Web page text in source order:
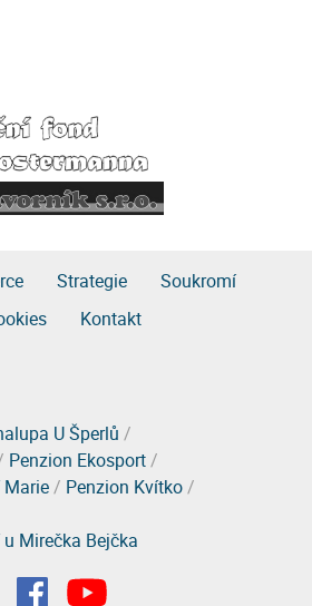
Strategie
Soukromí
Kontakt
U Šperlů /
Penzion Ekosport/
/ Penzion Kvítko/
Mirečka Bejčka